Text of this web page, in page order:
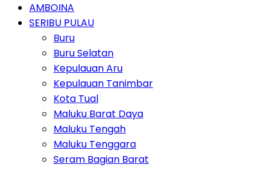
AMBOINA
SERIBU PULAU
Buru
Buru Selatan
Kepulauan Aru
Kepulauan Tanimbar
Kota Tual
Maluku Barat Daya
Maluku Tengah
Maluku Tenggara
Seram Bagian Barat